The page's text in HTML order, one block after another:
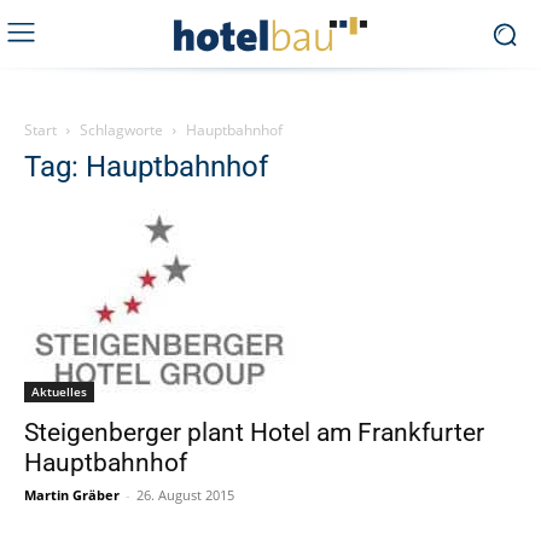
Start Schlagworte Hauptbahnhof
Tag: Hauptbahnhof
Aktuelles
Steigenberger plant Hotel am Frankfurter
Hauptbahnhof
Martin Gräber - 26. August 2015